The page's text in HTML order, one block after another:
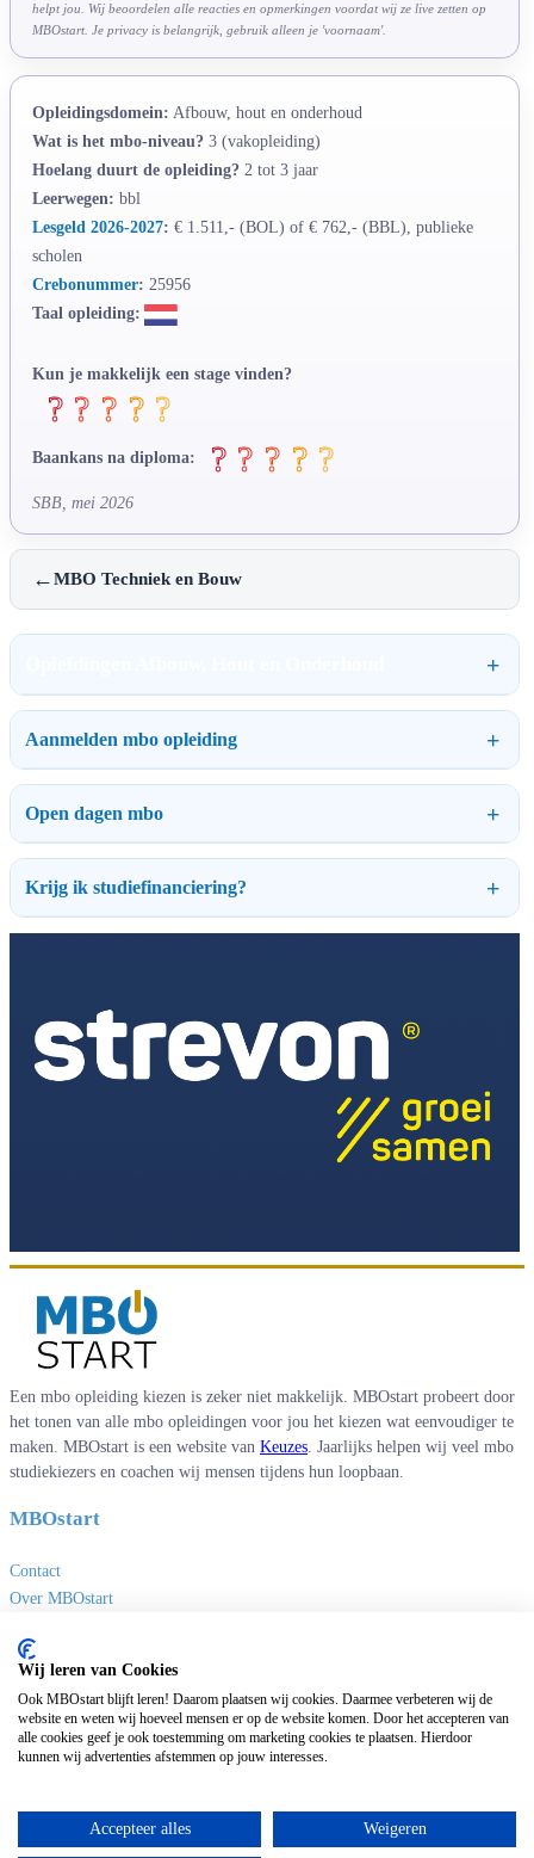
helpt jou. Wij beoordelen alle reacties en opmerkingen voordat wij ze live zetten op
MBOstart. Je privacy is belangrijk, gebruik alleen je 'voornaam'.
Opleidingsdomein: Afbouw, hout en onderhoud
Wat is het mbo-niveau? 3 (vakopleiding)
Hoelang duurt de opleiding? 2 tot 3 jaar
Leerwegen: bbl
Lesgeld 2026-2027: € 1.511,- (BOL) of € 762,- (BBL), publieke
scholen
Crebonummer: 25956
Taal opleiding:
Kun je makkelijk een stage vinden?
Baankans na diploma:
SBB, mei 2026
←MBO Techniek en Bouw
Aanmelden mbo opleiding
Open dagen mbo
Krijg ik studiefinanciering?
Een mbo opleiding kiezen is zeker niet makkelijk. MBOstart probeert door
het tonen van alle mbo opleidingen voor jou het kiezen wat eenvoudiger te
maken. MBOstart is een website van Keuzes . Jaarlijks helpen wij veel mbo
studiekiezers en coachen wij mensen tijdens hun loopbaan.
MBOstart
Contact
Over MBOstart
Disclaimer en privacy
MBO links
Sites van Keuzes
Universitaire opleidingen
Deeltijdopleidingen
Wij leren van Cookies
Ook MBOstart blijft leren! Daarom plaatsen wij cookies. Daarmee verbeteren wij de
website en weten wij hoeveel mensen er op de website komen. Door het accepteren van
alle cookies geef je ook toestemming om marketing cookies te plaatsen. Hierdoor
kunnen wij advertenties afstemmen op jouw interesses.
Accepteer alles Weigeren